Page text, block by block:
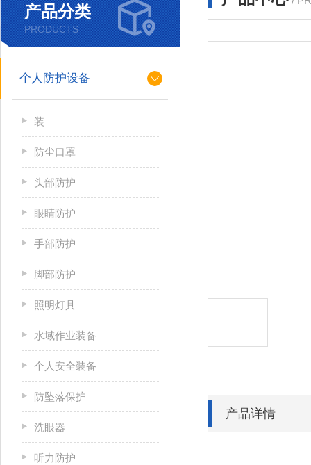
产品分类
PRODUCTS
个人防护设备
装
防尘口罩
头部防护
眼睛防护
手部防护
脚部防护
照明灯具
水域作业装备
个人安全装备
防坠落保护
洗眼器
听力防护
产品详情